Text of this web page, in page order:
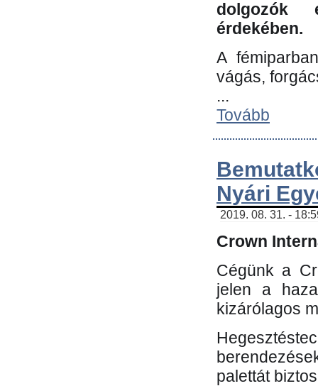
dolgozók
érdekében.
A
vágás,
...
Tovább
Nyári
2019. 08. 31. -
Crown
Cégünk a
jelen a
kizárólagos
palettát